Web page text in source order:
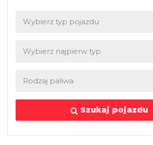
Szukaj pojazdu